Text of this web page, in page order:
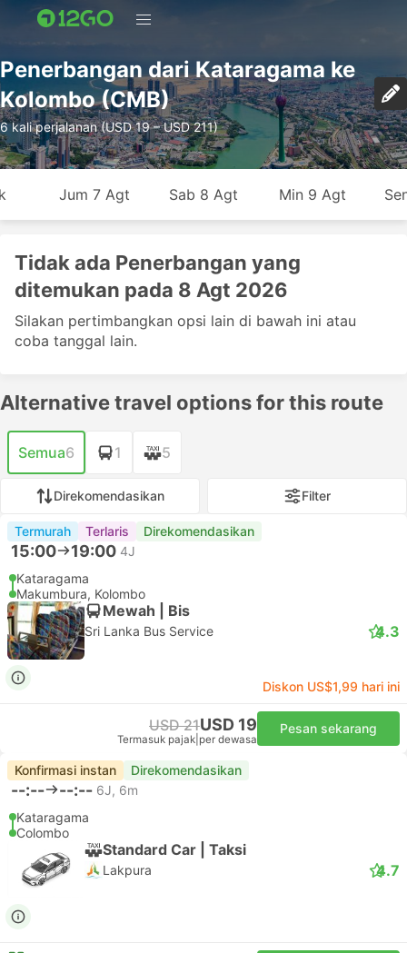
Penerbangan dari Kataragama ke
Kolombo (CMB)
6 kali perjalanan (USD 19 – USD 211)
Jum 7 Agt Sab 8 Agt Min 9 Agt
Tidak ada Penerbangan yang
ditemukan pada 8 Agt 2026
Silakan pertimbangkan opsi lain di bawah ini atau
coba tanggal lain.
Alternative travel options for this route
Semua6 1 5
Direkomendasikan Filter
Termurah Terlaris Direkomendasikan
15:00 19:00 4J
Kataragama
Makumbura, Kolombo
Mewah | Bis
Sri Lanka Bus Service 4.3
Diskon US$1,99 hari ini
USD 21USD 19
Termasuk pajak per dewasa
Pesan sekarang
Konfirmasi instan Direkomendasikan
--:-- --:-- 6J, 6m
Kataragama
Colombo
Standard Car | Taksi
Lakpura 4.7